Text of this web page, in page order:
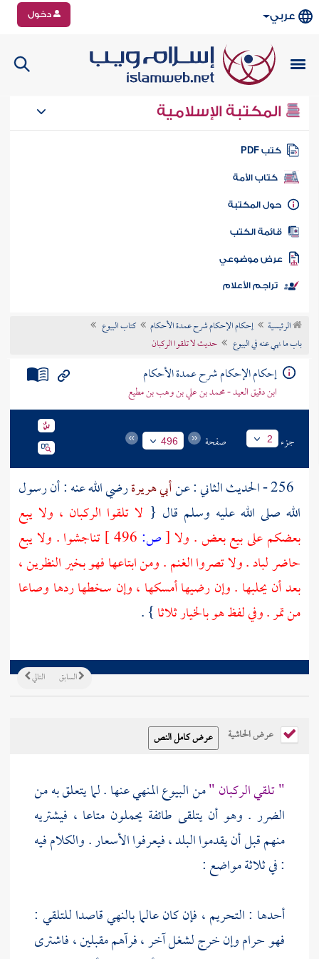
عربي دخول
المكتبة الإسلامية
كتب PDF
كتاب الأمة
المكتبة
الكتب
موضوعي
تراجم الأعلام
الرئيسية إحكام الإحكام شرح عمدة الأحكام
كتاب البيوع
باب ما نهي عنه في البيوع
حديث لا تلقوا الركبان
إحكام الإحكام شرح عمدة الأحكام
ابن دقيق العيد - محمد بن علي بن وهب بن مطيع
جزء 2 صفحة 496
أبي هريرةرضي الله عنه : أن رسول
الله صلى الله عليه وسلم قال { لا تلقوا الركبان ، ولا يبع
بعضكم على بيع بعض . ولا[ص:
تناجشوا . ولا يبع
حاضر لباد . ولا تصروا الغنم . ومن ابتاعها فهو بخير النظرين ،
بعد أن يحلبها . وإن رضيها أمسكها ، وإن سخطها ردها وصاعا
من تمر . وفي لفظ هو بالخيار ثلاثا} .
التالي السابق
عرض الحاشية
" تلقي الركبان "من البيوع المنهي عنها . لما يتعلق به من
الضرر . وهو أن يتلقى طائفة يحملون متاعا ، فيشتريه
منهم قبل أن يقدموا البلد ، فيعرفوا الأسعار . والكلام فيه
: في ثلاثة مواضع :
أحدها : التحريم ، فإن كان عالما بالنهي قاصدا للتلقي :
فهو حرام وإن خرج لشغل آخر ، فرآهم مقبلين ، فاشترى